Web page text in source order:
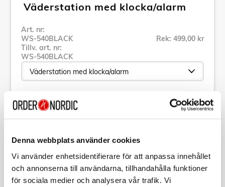
Denna webbplats använder cookies
Vi använder enhetsidentifierare för att anpassa innehållet
och annonserna till användarna, tillhandahålla funktioner
för sociala medier och analysera vår trafik. Vi
Väderstation med klocka/alarm
Art. nr:
WS-540BLACK
Tillv. art. nr:
WS-540BLACK
Rek: 499,00 kr
Specifikation
Beskrivning